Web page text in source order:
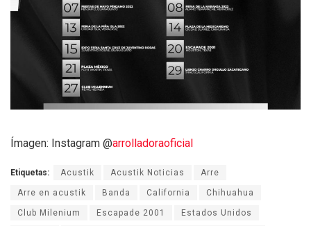
Ímagen: Instagram @arrolladoraoficial
Etiquetas: Acustik Acustik Noticias Arre
Arre en acustik Banda California Chihuahua
Club Milenium Escapade 2001 Estados Unidos